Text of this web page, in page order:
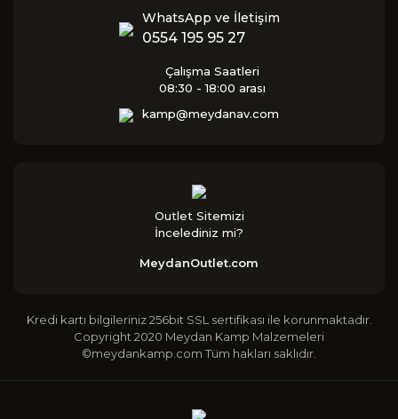
WhatsApp ve İletişim
0554 195 95 27
Çalışma Saatleri
08:30 - 18:00 arası
kamp@meydanav.com
Outlet Sitemizi
İncelediniz mi?
MeydanOutlet.com
Kredi kartı bilgileriniz 256bit SSL sertifikası ile korunmaktadır.
Copyright 2020 Meydan Kamp Malzemeleri
©meydankamp.com Tüm hakları saklıdır.